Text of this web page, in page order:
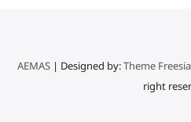
AEMAS | Designed by:Theme Freesia
right